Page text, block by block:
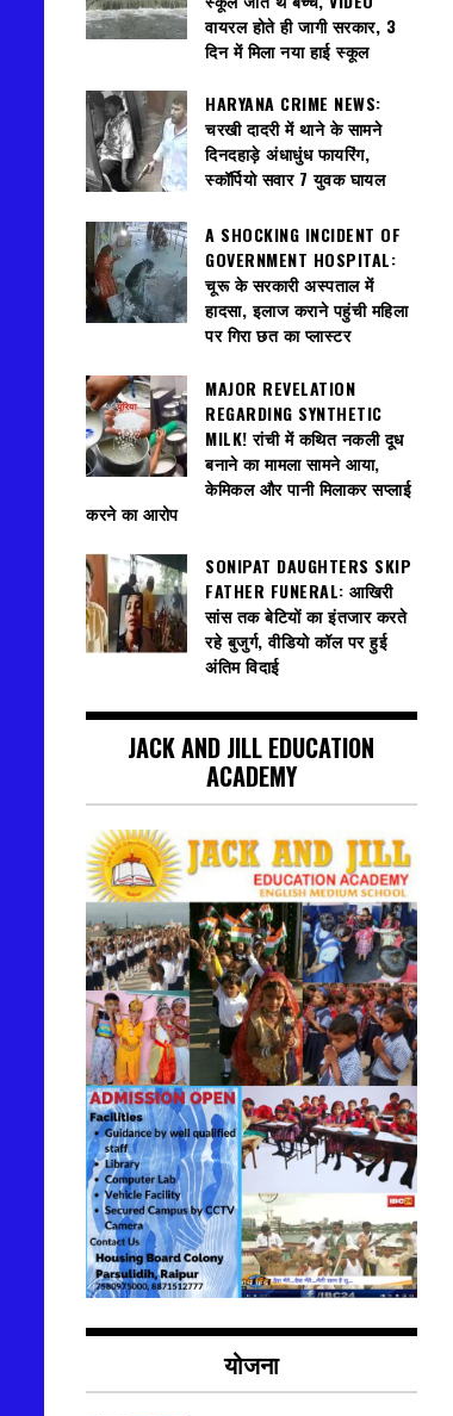
वायरल होते ही जागी सरकार, 3
दिन में मिला नया हाई स्कूल
HARYANA CRIME NEWS:
चरखी दादरी में थाने के सामने
दिनदहाड़े अंधाधुंध फायरिंग,
स्कॉर्पियो सवार 7 युवक घायल
A SHOCKING INCIDENT OF
GOVERNMENT HOSPITAL:
चूरू के सरकारी अस्पताल में
हादसा, इलाज कराने पहुंची महिला
पर गिरा छत का प्लास्टर
MAJOR REVELATION
REGARDING SYNTHETIC
MILK! रांची में कथित नकली दूध
बनाने का मामला सामने आया,
केमिकल और पानी मिलाकर सप्लाई
करने का आरोप
SONIPAT DAUGHTERS SKIP
FATHER FUNERAL: आखिरी
सांस तक बेटियों का इंतजार करते
रहे बुजुर्ग, वीडियो कॉल पर हुई
अंतिम विदाई
JACK AND JILL EDUCATION
ACADEMY
योजना